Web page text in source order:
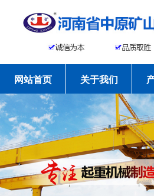
网站首页 关于我们
工程案例 新闻资讯